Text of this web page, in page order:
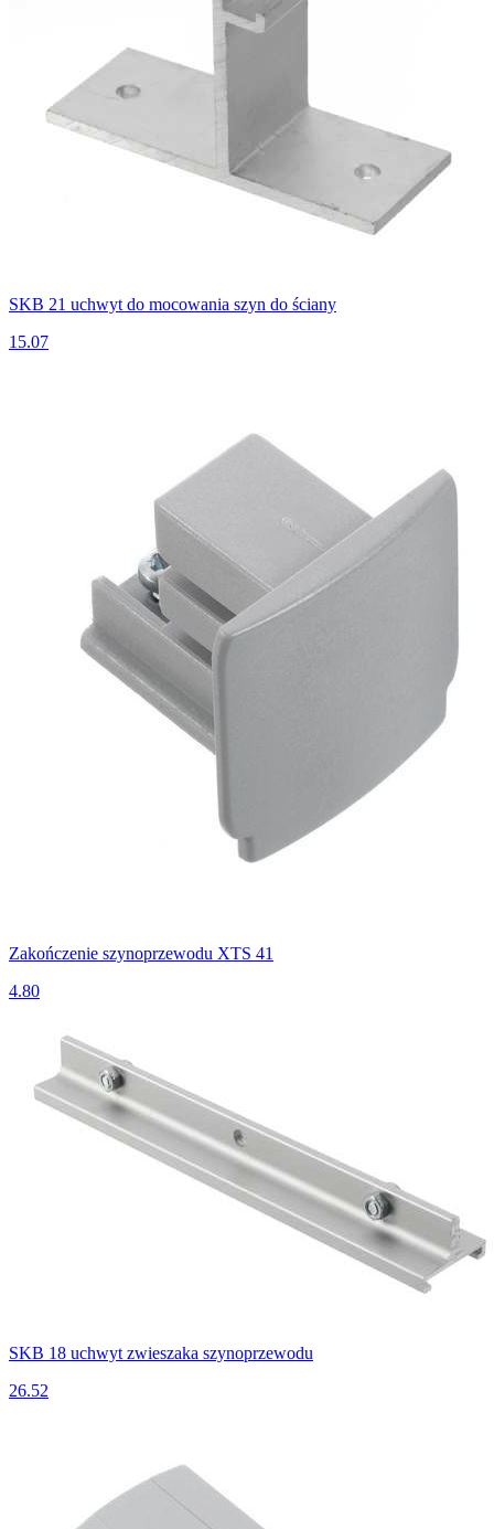
SKB 21 uchwyt do mocowania szyn do ściany
15.07
Zakończenie szynoprzewodu XTS 41
4.80
SKB 18 uchwyt zwieszaka szynoprzewodu
26.52